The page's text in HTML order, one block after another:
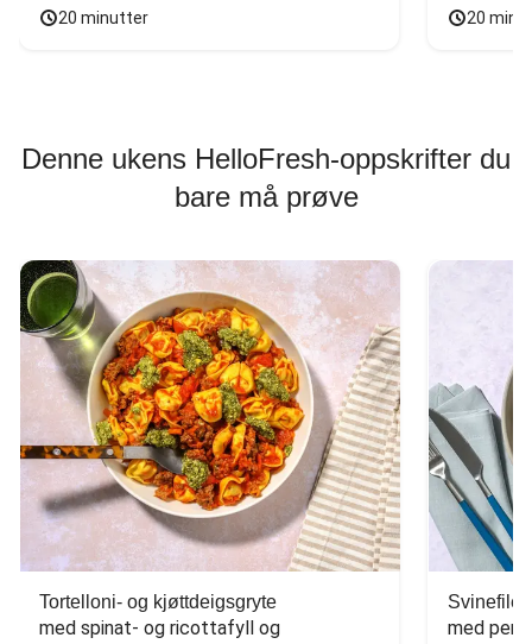
20 minutter 20
Denne ukens HelloFresh-oppskrifter du
bare må prøve
Tortelloni- og kjøttdeigsgryte
med spinat- og ricottafyll og
Svinefilet
med